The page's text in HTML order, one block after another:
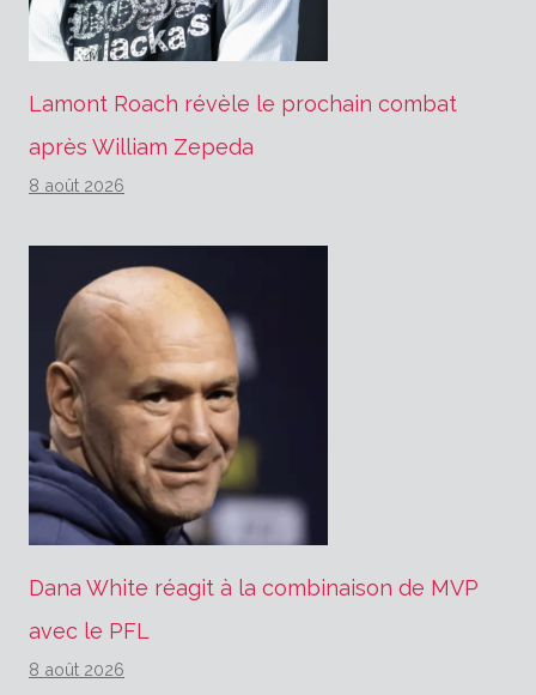
Lamont Roach révèle le prochain combat
après William Zepeda
8 août 2026
Dana White réagit à la combinaison de MVP
avec le PFL
8 août 2026